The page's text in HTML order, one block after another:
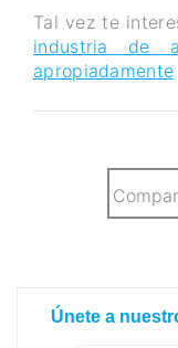
Tal vez te
industria de
apropiadamente
Únete a